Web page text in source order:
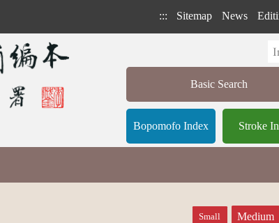
::: Sitemap News
Basic Search
Bopomofo Index Stroke
Small Medium